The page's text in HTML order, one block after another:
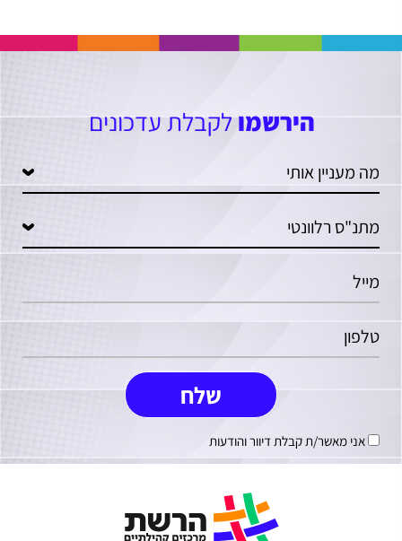
הירשמולקבלת עדכונים
אני מאשר/ת קבלת דיוור והודעות